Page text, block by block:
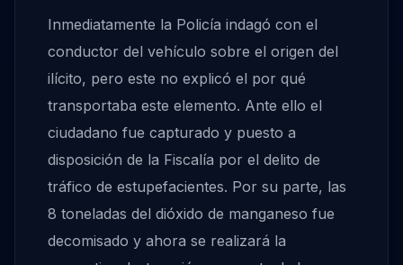
Inmediatamente la Policía indagó con el
conductor del vehículo sobre el origen del
ilícito, pero este no explicó el por qué
transportaba este elemento. Ante ello el
ciudadano fue capturado y puesto a
disposición de la Fiscalía por el delito de
tráfico de estupefacientes. Por su parte, las
8 toneladas del dióxido de manganeso fue
decomisado y ahora se realizará la